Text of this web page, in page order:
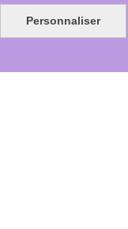
Personnaliser